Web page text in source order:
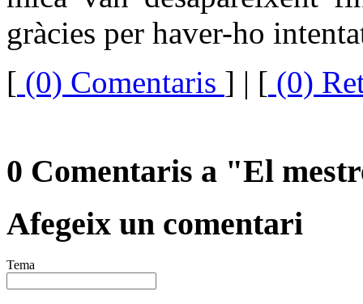
gràcies per haver-ho
[ (0) Comentaris ] | [ (0)
0 Comentaris a "El
Afegeix un comentari
Tema